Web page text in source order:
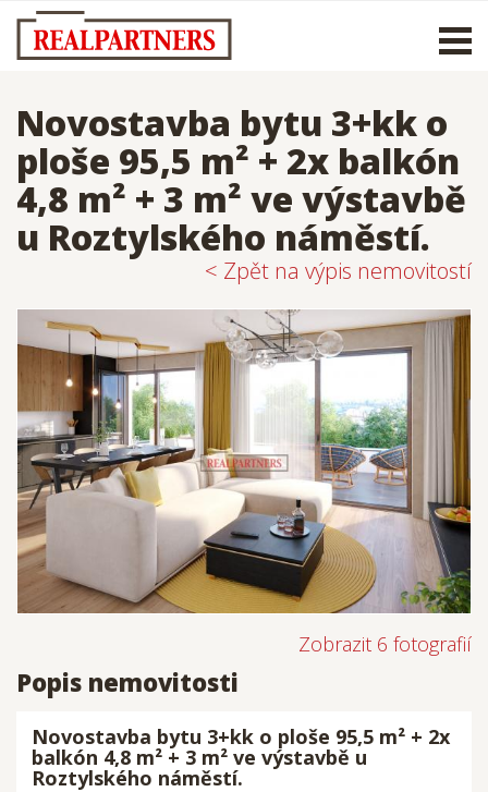
Novostavba bytu 3+kk o
ploše 95,5 m² + 2x balkón
4,8 m² + 3 m² ve výstavbě
u Roztylského náměstí.
< Zpět na výpis nemovitostí
Zobrazit 6 fotografií
Popis nemovitosti
Novostavba bytu 3+kk o ploše 95,5 m² + 2x
balkón 4,8 m² + 3 m² ve výstavbě u
Roztylského náměstí.